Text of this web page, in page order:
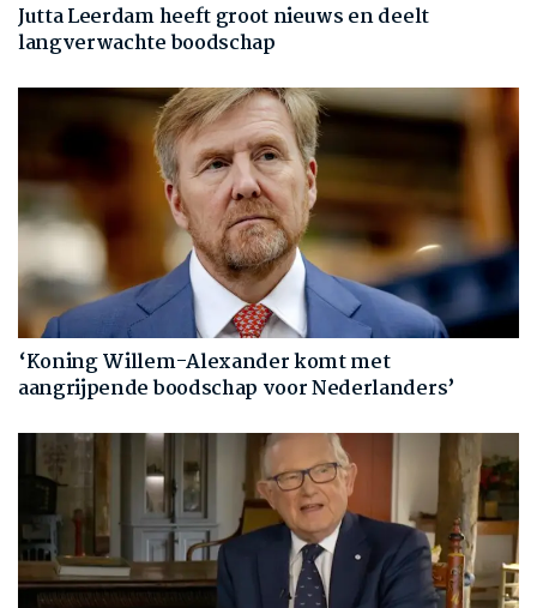
Jutta Leerdam heeft groot nieuws en deelt
langverwachte boodschap
‘Koning Willem-Alexander komt met
aangrijpende boodschap voor Nederlanders’